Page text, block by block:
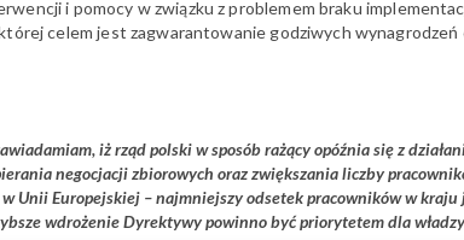
i pomocy w związku z problemem braku
celem jest zagwarantowanie godziwych
iż rząd polski w sposób rażący opóźnia się z
negocjacji zbiorowych oraz zwiększania liczby
Unii Europejskiej – najmniejszy odsetek pracowników w
wdrożenie Dyrektywy powinno być priorytetem dla